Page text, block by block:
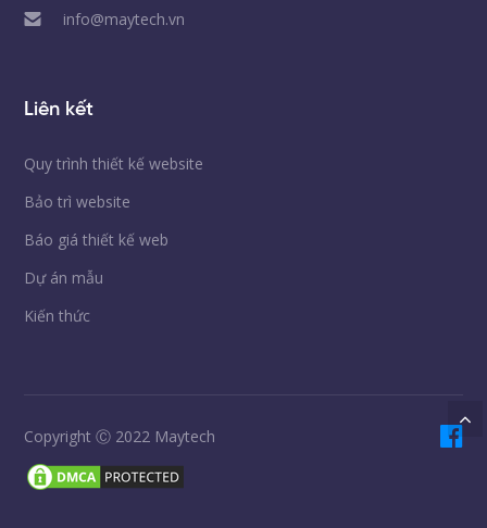
info@maytech.vn
Liên kết
Quy trình thiết kế website
Bảo trì website
Báo giá thiết kế web
Dự án mẫu
Kiến thức
Copyright Ⓒ 2022 Maytech